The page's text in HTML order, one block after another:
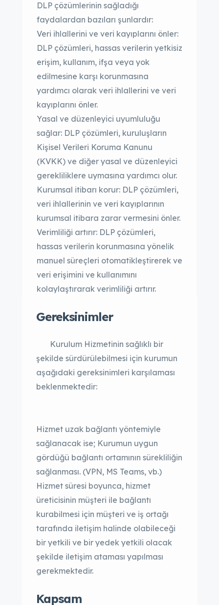
DLP çözümlerinin sağladığı
faydalardan bazıları şunlardır:
Veri ihlallerini ve veri kayıplarını önler:
DLP çözümleri, hassas verilerin yetkisiz
erişim, kullanım, ifşa veya yok
edilmesine karşı korunmasına
yardımcı olarak veri ihlallerini ve veri
kayıplarını önler.
Yasal ve düzenleyici uyumluluğu
sağlar: DLP çözümleri, kuruluşların
Kişisel Verileri Koruma Kanunu
(KVKK) ve diğer yasal ve düzenleyici
gerekliliklere uymasına yardımcı olur.
Kurumsal itibarı korur: DLP çözümleri,
veri ihlallerinin ve veri kayıplarının
kurumsal itibara zarar vermesini önler.
Verimliliği artırır: DLP çözümleri,
hassas verilerin korunmasına yönelik
manuel süreçleri otomatikleştirerek ve
veri erişimini ve kullanımını
kolaylaştırarak verimliliği artırır.
Gereksinimler
Kurulum Hizmetinin sağlıklı bir
şekilde sürdürülebilmesi için kurumun
aşağıdaki gereksinimleri karşılaması
beklenmektedir:
Hizmet uzak bağlantı yöntemiyle
sağlanacak ise; Kurumun uygun
gördüğü bağlantı ortamının sürekliliğin
sağlanması. (VPN, MS Teams, vb.)
Hizmet süresi boyunca, hizmet
üreticisinin müşteri ile bağlantı
kurabilmesi için müşteri ve iş ortağı
tarafında iletişim halinde olabileceği
bir yetkili ve bir yedek yetkili olacak
şekilde iletişim ataması yapılması
gerekmektedir.
Kapsam